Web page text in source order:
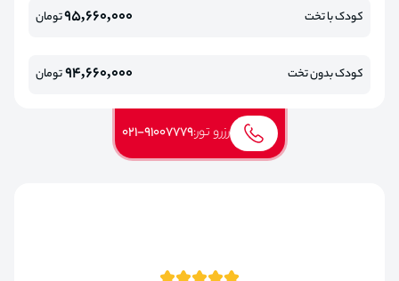
کودک با تخت 95,660,000تومان
کودک بدون تخت 94,660,000تومان
رزرو تور:021-91007779